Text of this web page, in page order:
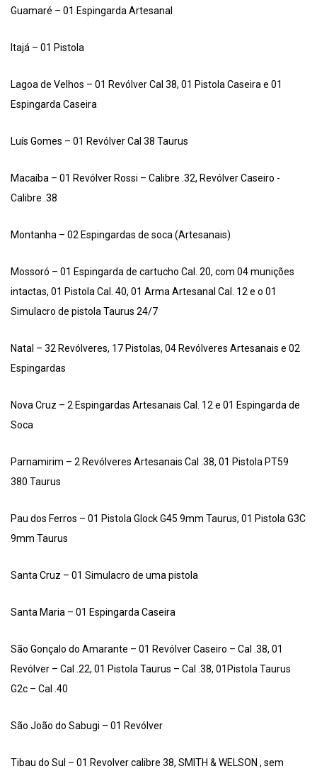
Guamaré – 01 Espingarda Artesanal
Itajá – 01 Pistola
Lagoa de Velhos – 01 Revólver Cal 38, 01 Pistola Caseira e 01
Espingarda Caseira
Luís Gomes – 01 Revólver Cal 38 Taurus
Macaíba – 01 Revólver Rossi – Calibre .32, Revólver Caseiro -
Calibre .38
Montanha – 02 Espingardas de soca (Artesanais)
Mossoró – 01 Espingarda de cartucho Cal. 20, com 04 munições
intactas, 01 Pistola Cal. 40, 01 Arma Artesanal Cal. 12 e o 01
Simulacro de pistola Taurus 24/7
Natal – 32 Revólveres, 17 Pistolas, 04 Revólveres Artesanais e 02
Espingardas
Nova Cruz – 2 Espingardas Artesanais Cal. 12 e 01 Espingarda de
Soca
Parnamirim – 2 Revólveres Artesanais Cal .38, 01 Pistola PT59
380 Taurus
Pau dos Ferros – 01 Pistola Glock G45 9mm Taurus, 01 Pistola G3C
9mm Taurus
Santa Cruz – 01 Simulacro de uma pistola
Santa Maria – 01 Espingarda Caseira
São Gonçalo do Amarante – 01 Revólver Caseiro – Cal .38, 01
Revólver – Cal .22, 01 Pistola Taurus – Cal .38, 01Pistola Taurus
G2c – Cal .40
São João do Sabugi – 01 Revólver
Tibau do Sul – 01 Revolver calibre 38, SMITH & WELSON , sem